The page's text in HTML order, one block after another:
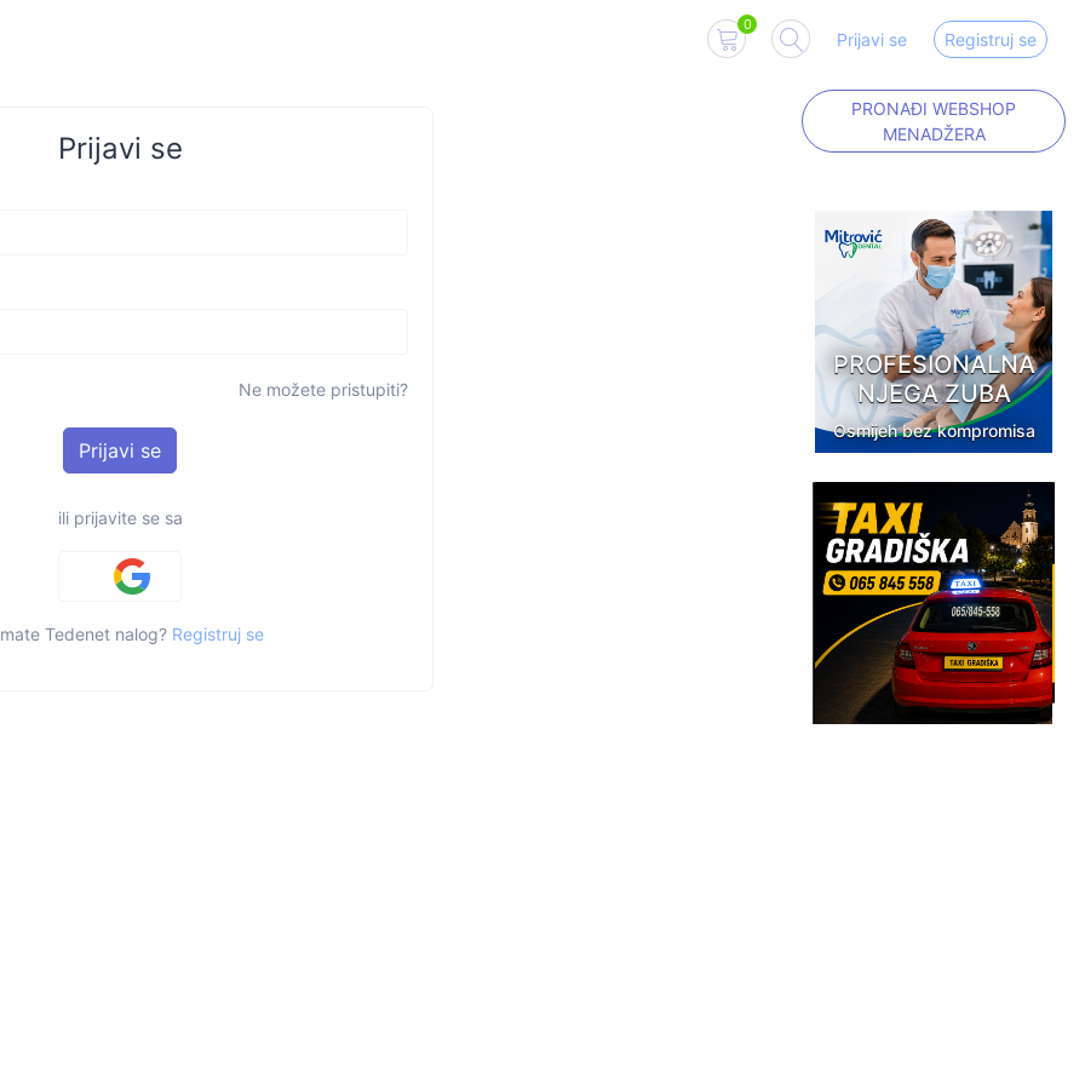
0
Prijavi se Registruj se
Prijavi se
Ne možete pristupiti?
ili prijavite se sa
Tedenet nalog? Registruj se
PRONAĐI WEBSHOP
MENADŽERA
PROFESIONALNA
NJEGA ZUBA
Osmijeh bez kompromisa